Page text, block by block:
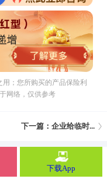
；您所购买的产品保险利
网络，仅供参考
下一篇：企业给临时...
下载App